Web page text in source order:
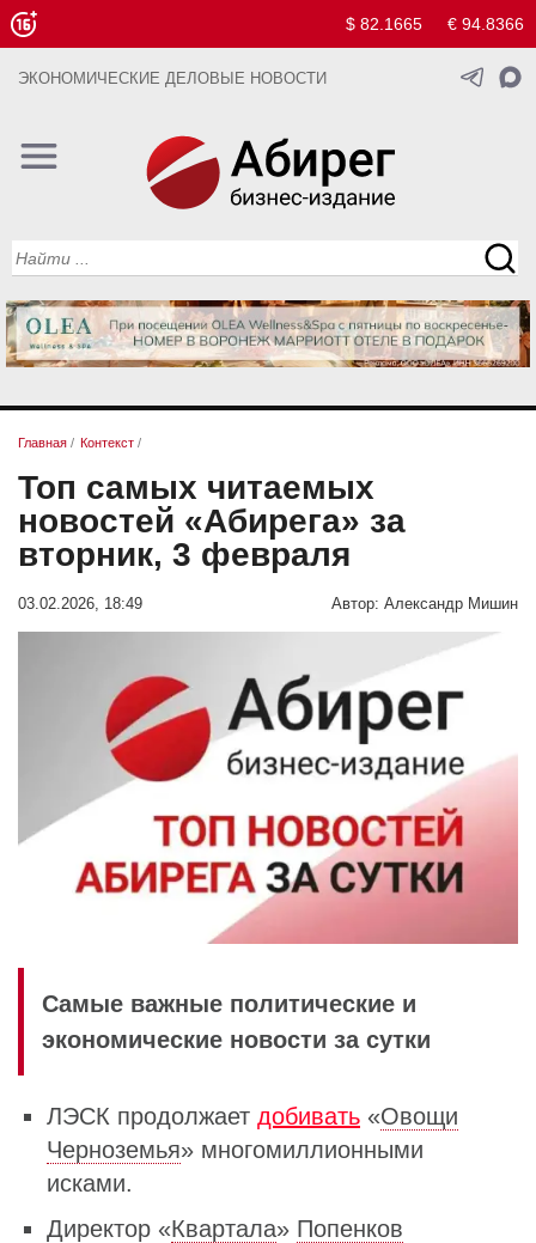
$ 82.1665 € 94.8366
ЭКОНОМИЧЕСКИЕ ДЕЛОВЫЕ НОВОСТИ
Главная / Контекст /
Топ самых читаемых
новостей «Абирега» за
вторник, 3 февраля
03.02.2026, 18:49 Автор: Александр Мишин
Самые важные политические и
экономические новости за сутки
ЛЭСК продолжает добивать «Овощи
Черноземья» многомиллионными
исками.
Директор «Квартала» Попенков